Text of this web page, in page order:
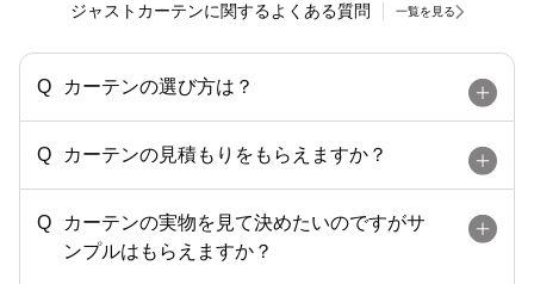
ジャストカーテンに関するよくある質問 一覧を見る
カーテンの選び方は？
カーテンの見積もりをもらえますか？
カーテンの実物を見て決めたいのですがサ
ンプルはもらえますか？